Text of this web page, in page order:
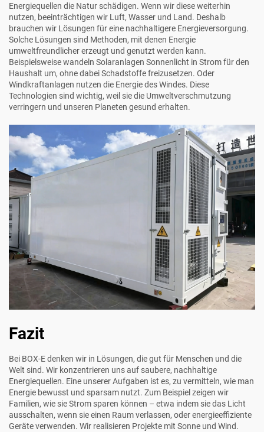
Energiequellen die Natur schädigen. Wenn wir diese weiterhin
nutzen, beeinträchtigen wir Luft, Wasser und Land. Deshalb
brauchen wir Lösungen für eine nachhaltigere Energieversorgung.
Solche Lösungen sind Methoden, mit denen Energie
umweltfreundlicher erzeugt und genutzt werden kann.
Beispielsweise wandeln Solaranlagen Sonnenlicht in Strom für den
Haushalt um, ohne dabei Schadstoffe freizusetzen. Oder
Windkraftanlagen nutzen die Energie des Windes. Diese
Technologien sind wichtig, weil sie die Umweltverschmutzung
verringern und unseren Planeten gesund erhalten.
Fazit
Bei BOX-E denken wir in Lösungen, die gut für Menschen und die
Welt sind. Wir konzentrieren uns auf saubere, nachhaltige
Energiequellen. Eine unserer Aufgaben ist es, zu vermitteln, wie man
Energie bewusst und sparsam nutzt. Zum Beispiel zeigen wir
Familien, wie sie Strom sparen können – etwa indem sie das Licht
ausschalten, wenn sie einen Raum verlassen, oder energieeffiziente
Geräte verwenden. Wir realisieren Projekte mit Sonne und Wind.